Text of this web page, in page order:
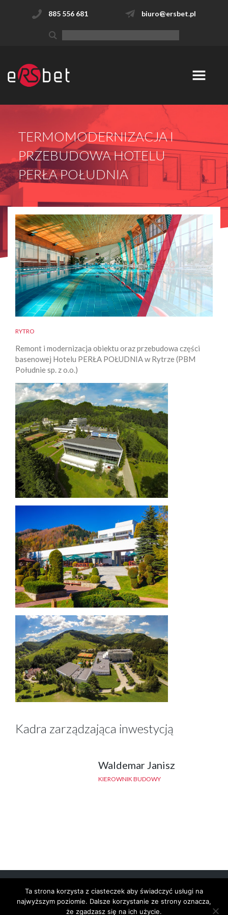
885 556 681 biuro@ersbet.pl
TERMOMODERNIZACJA I
PRZEBUDOWA HOTELU
PERŁA POŁUDNIA
RYTRO
Remont i modernizacja obiektu oraz przebudowa części
basenowej Hotelu PERŁA POŁUDNIA w Rytrze (PBM
Południe sp. z o.o.)
Kadra zarządzająca inwestycją
Waldemar Janisz
KIEROWNIK BUDOWY
START INWESTYCJE O FIRMIE DOŚWIADCZENIE
Ta strona korzysta z ciasteczek aby świadczyć usługi na
najwyższym poziomie. Dalsze korzystanie ze strony oznacza,
że zgadzasz się na ich użycie.